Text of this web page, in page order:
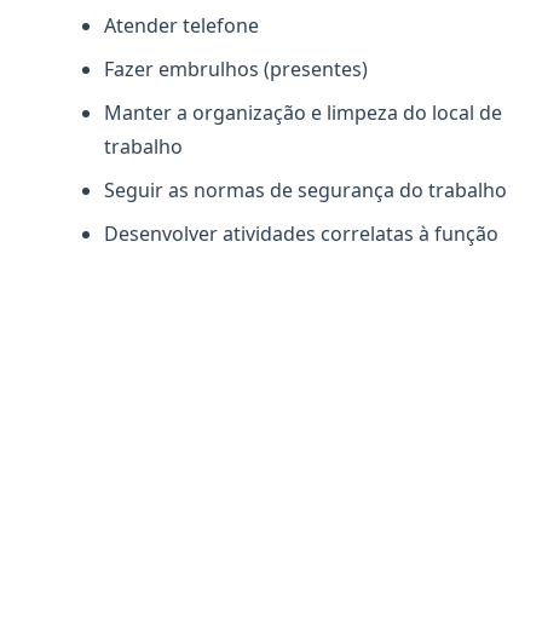
Atender telefone
Fazer embrulhos (presentes)
Manter a organização e limpeza do local de
trabalho
Seguir as normas de segurança do trabalho
Desenvolver atividades correlatas à função